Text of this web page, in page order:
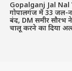
Gopalganj Jal Nal
गोपालगंज में 33 जल-
बंद, DM समीर सौरभ
चालू करने का दिया